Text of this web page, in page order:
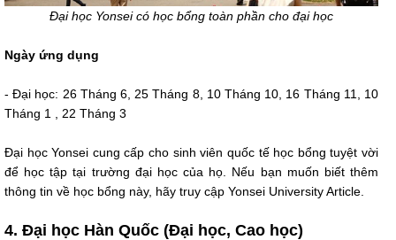
Đại học Yonsei có học bổng toàn phần cho đại học
Ngày ứng dụng
- Đại học: 26 Tháng 6, 25 Tháng 8, 10 Tháng 10, 16 Tháng 11, 10
Tháng 1 , 22 Tháng 3
Đại học Yonsei cung cấp cho sinh viên quốc tế học bổng tuyệt vời
để học tập tại trường đại học của họ. Nếu bạn muốn biết thêm
thông tin về học bổng này, hãy truy cập Yonsei University Article.
4. Đại học Hàn Quốc (Đại học, Cao học)